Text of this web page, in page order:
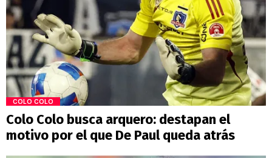
COLO COLO
Colo Colo busca arquero: destapan el
motivo por el que De Paul queda atrás